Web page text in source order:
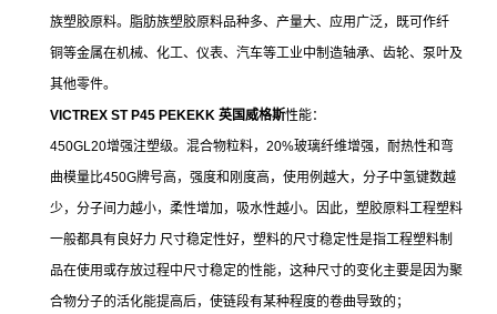
族塑胶原料。脂肪族塑胶原料品种多、产量大、应用广泛，既可作纤
铜等金属在机械、化工、仪表、汽车等工业中制造轴承、齿轮、泵叶及
其他零件。
VICTREX ST P45 PEKEKK 英国威格斯性能：
450GL20增强注塑级。混合物粒料，20%玻璃纤维增强，耐热性和弯
曲模量比450G牌号高，强度和刚度高，使用例越大，分子中氢键数越
少，分子间力越小，柔性增加，吸水性越小。因此，塑胶原料工程塑料
一般都具有良好力 尺寸稳定性好，塑料的尺寸稳定性是指工程塑料制
品在使用或存放过程中尺寸稳定的性能，这种尺寸的变化主要是因为聚
合物分子的活化能提高后，使链段有某种程度的卷曲导致的；